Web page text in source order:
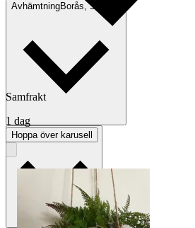
AvhämtningBorås, Sverige
BetalningVia Tradera
Samfrakt
1 dag
Hoppa över karusell